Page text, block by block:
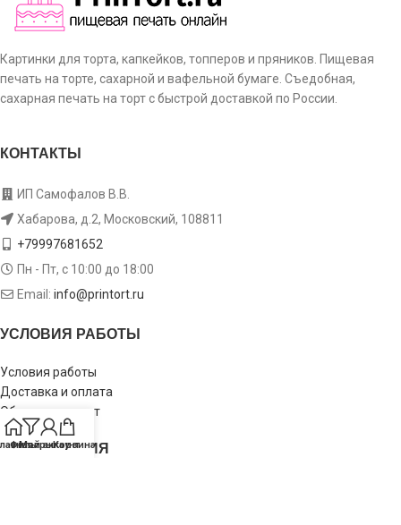
Картинки для торта, капкейков, топперов и пряников. Пищевая
печать на торте, сахарной и вафельной бумаге. Съедобная,
сахарная печать на торт с быстрой доставкой по России.
КОНТАКТЫ
ИП Самофалов В.В.
Хабарова, д.2, Московский, 108811
+79997681652
Пн - Пт, с 10:00 до 18:00
Email: info@printort.ru
УСЛОВИЯ РАБОТЫ
Условия работы
Доставка и оплата
Обмен и возврат
ИНФОРМАЦИЯ
Фильтры
Мой аккаунт
Корзина